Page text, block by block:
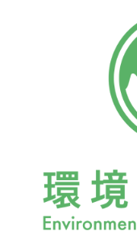
但研判園區內應仍
巡守人員巡查，必定會
管處已通報警方協
事發生，張彬表示
強巡守工作，維護
事，將依法移送法辦